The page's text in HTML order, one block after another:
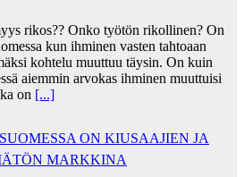
rikos?? Onko työtön rikollinen? On
kun ihminen vasten tahtoaan
kohtelu muuttuu täysin. On kuin
aiemmin arvokas ihminen muuttuisi
on [...]
ON KIUSAAJIEN JA
MARKKINA